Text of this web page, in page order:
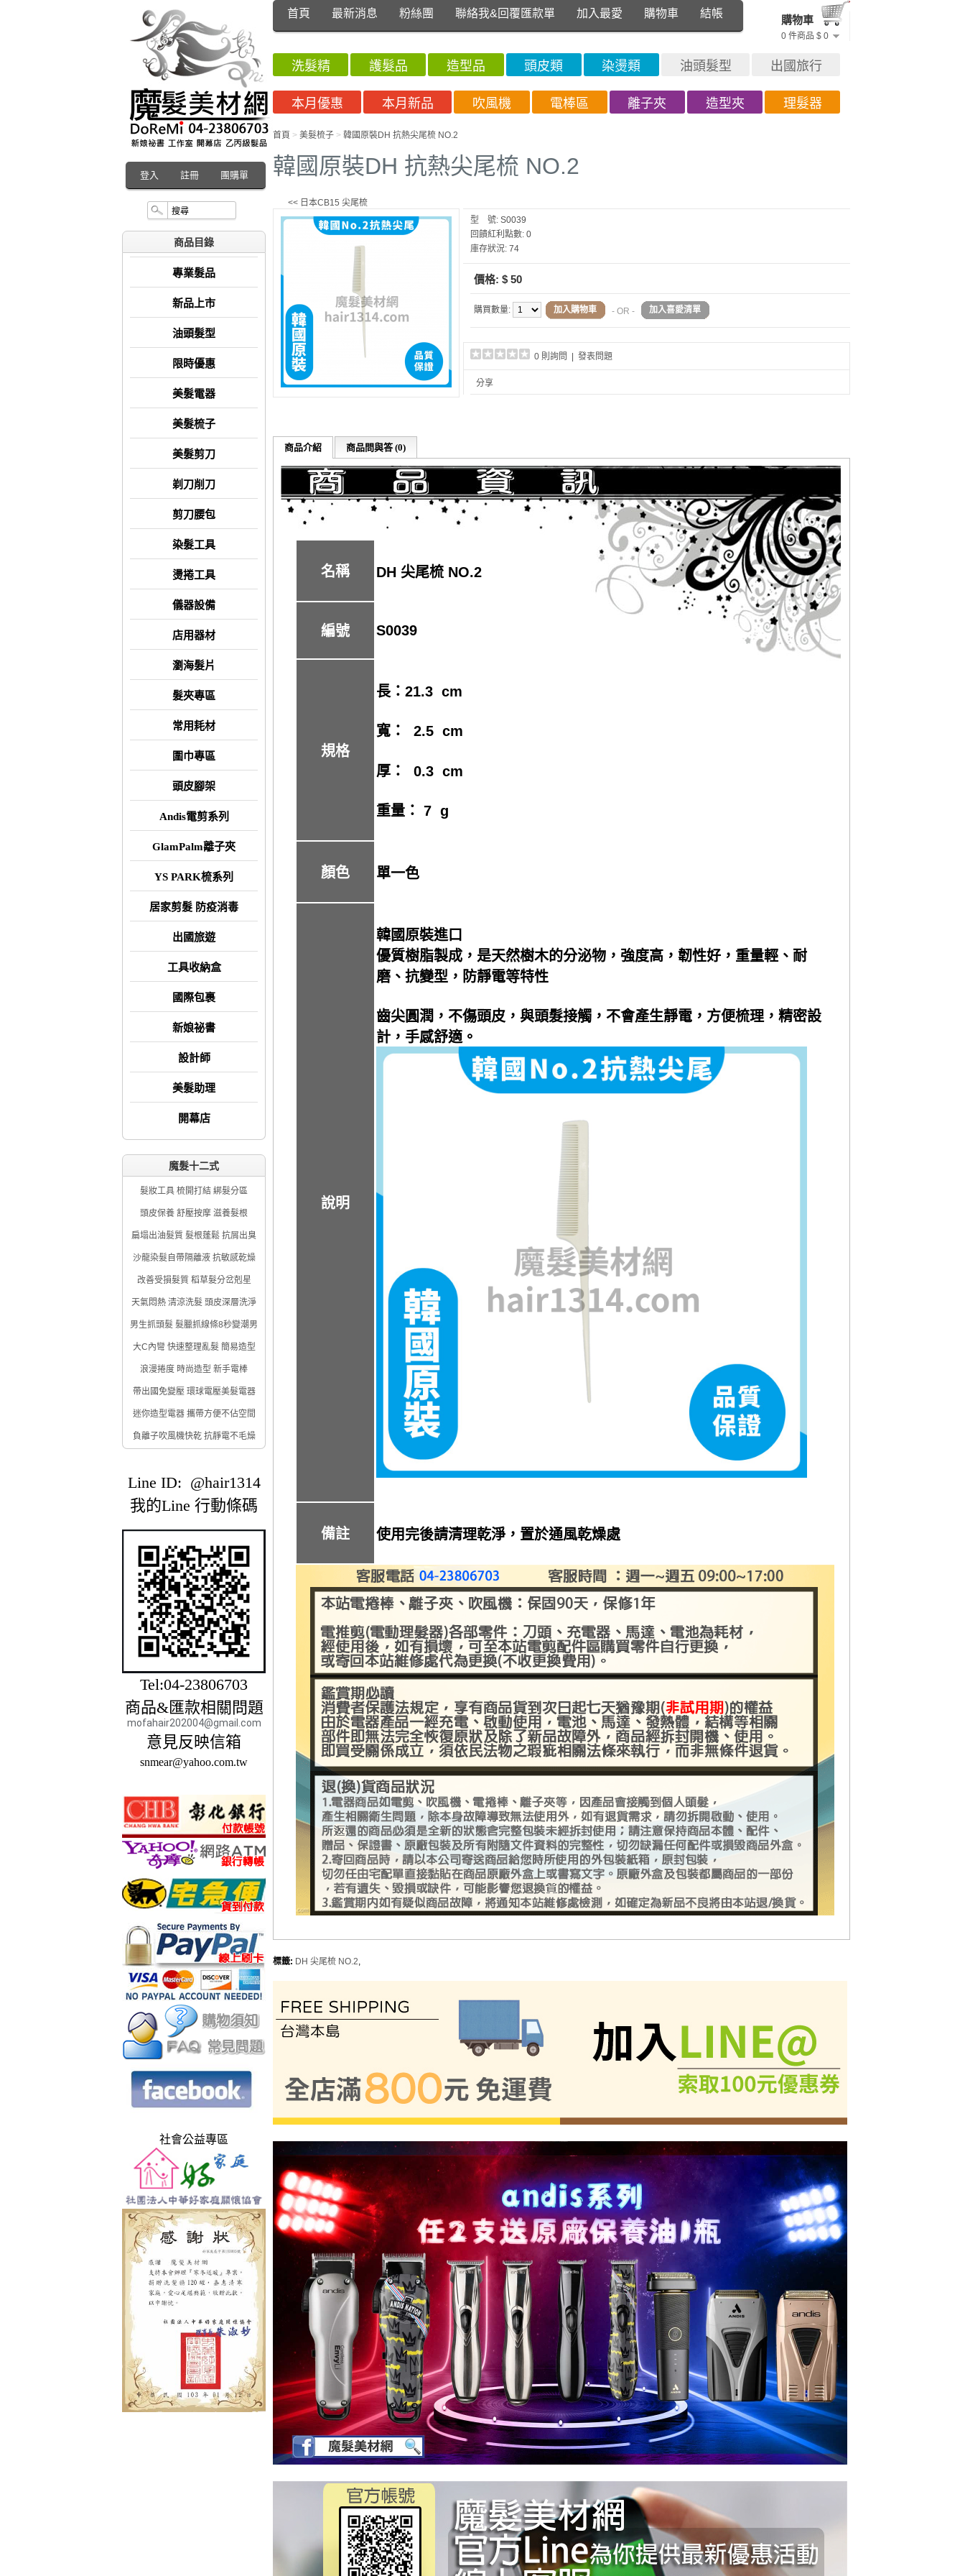
購物車
0 件商品 $ 0
登入 註冊 團購單
首頁 最新消息 粉絲團 聯絡我&回覆匯款單 加入最愛 購物車 結帳
商品目錄
專業髮品
新品上市
油頭髮型
限時優惠
美髮電器
美髮梳子
美髮剪刀
剃刀削刀
剪刀腰包
染髮工具
燙捲工具
儀器設備
店用器材
瀏海髮片
髮夾專區
常用耗材
圍巾專區
頭皮腳架
Andis電剪系列
GlamPalm離子夾
YS PARK梳系列
居家剪髮 防疫消毒
出國旅遊
工具收納盒
國際包裹
新娘祕書
設計師
美髮助理
開幕店
魔髮十二式
髮妝工具 梳開打結 綁髮分區
頭皮保養 舒壓按摩 滋養髮根
扁塌出油髮質 髮根蓬鬆 抗屑出臭
沙龍染髮自帶隔離液 抗敏感乾燥
改善受損髮質 稻草髮分岔剋星
天氣悶熱 清涼洗髮 頭皮深層洗淨
男生抓頭髮 髮臘抓線條8秒變潮男
大C內彎 快速整理亂髮 簡易造型
浪漫捲度 時尚造型 新手電棒
帶出國免變壓 環球電壓美髮電器
迷你造型電器 攜帶方便不佔空間
負離子吹風機快乾 抗靜電不毛燥
Line ID: @hair1314
我的Line 行動條碼
Tel:04-23806703
商品&匯款相關問題
mofahair202004@gmail.com
意見反映信箱
snmear@yahoo.com.tw
社會公益專區
洗髮精 護髮品 造型品 頭皮類 染燙類 油頭髮型
出國旅行
本月優惠
本月新品 吹風機 電棒區 離子夾 造型夾 理髮器
首頁 > 美髮梳子 > 韓國原裝DH 抗熱尖尾梳 NO.2
韓國原裝DH 抗熱尖尾梳 NO.2
<< 日本CB15 尖尾梳
型 號: S0039
回饋紅利點數: 0
庫存狀況: 74
價格: $ 50
購買數量: 加入購物車 - OR - 加入喜愛清單
0 則詢問 發表問題
分享
商品介紹 商品問與答 (0)
名稱 DH 尖尾梳 NO.2
編號 S0039
規格
長：21.3 cm
寬： 2.5 cm
厚： 0.3 cm
重量： 7 g
顏色 單一色
說明
韓國原裝進口
優質樹脂製成，是天然樹木的分泌物，強度高，韌性好，重量輕、耐
磨、抗變型，防靜電等特性
齒尖圓潤，不傷頭皮，與頭髮接觸，不會產生靜電，方便梳理，精密設
計，手感舒適。
備註 使用完後請清理乾淨，置於通風乾燥處
標籤: DH 尖尾梳 NO.2,